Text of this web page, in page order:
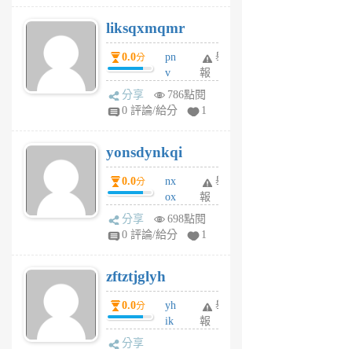
6
個
月
前
liksqxmqmr
0.0分
pn
v
wt
sv
6
個
月
前
舉
報
分享
786點閱
0 評論/給分
1
yonsdynkqi
0.0分
nx
ox
rh
pe
月
前
舉
報
分享
698點閱
0 評論/給分
1
zftztjglyh
0.0分
yh
ik
舉
報
分享